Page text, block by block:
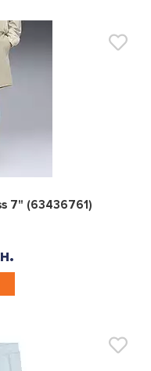
0
7" (63436761)